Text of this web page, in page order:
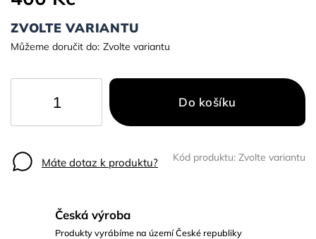
ZVOLTE VARIANTU
Můžeme doručit do: Zvolte variantu
Do košíku
Máte dotaz k produktu? Kód produktu: Zvolte variantu
Česká výroba
Produkty vyrábíme na území České republiky